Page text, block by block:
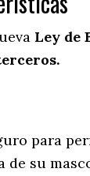
Ley de
para
de su